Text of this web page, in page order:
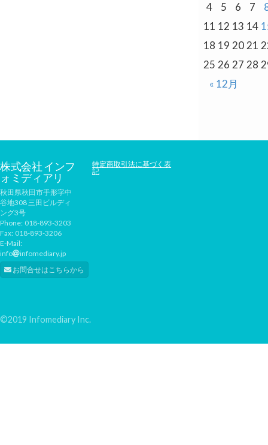
« 12月
4
5 6 7
11 12 13 14
18 19 20 21
25 26 27 28
株式会社 インフ
ォミディアリ
秋田県秋田市手形字中
谷地308 三田ビルディ
ング3号
Phone: 018-893-3203
Fax: 018-893-3206
E-Mail:
info
infomediary.jp
お問合せはこちらから
特定商取引法に基づく表
記
©2019 Infomediary Inc.